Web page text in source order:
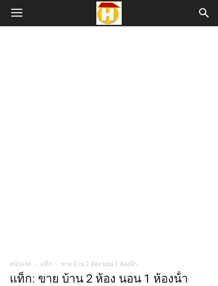
หน้าแรก แท็ก ขาย บ้าน 2 ห้อง นอน 1 ห้องน้ํา
แท็ก: ขาย บ้าน 2 ห้อง นอน 1 ห้องน้ํา